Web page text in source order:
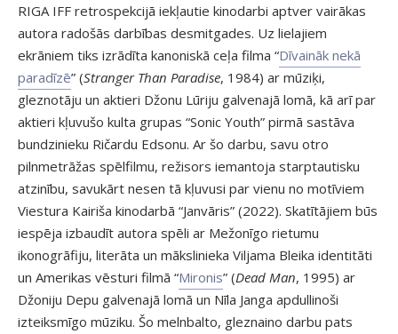
RIGA IFF retrospekcijā iekļautie kinodarbi aptver vairākas
autora radošās darbības desmitgades. Uz lielajiem
ekrāniem tiks izrādīta kanoniskā ceļa filma “Dīvaināk nekā
paradīzē” (Stranger Than Paradise, 1984) ar mūziķi,
gleznotāju un aktieri Džonu Lūriju galvenajā lomā, kā arī par
aktieri kļuvušo kulta grupas “Sonic Youth” pirmā sastāva
bundzinieku Ričardu Edsonu. Ar šo darbu, savu otro
pilnmetrāžas spēlfilmu, režisors iemantoja starptautisku
atzinību, savukārt nesen tā kļuvusi par vienu no motīviem
Viestura Kairiša kinodarbā “Janvāris” (2022). Skatītājiem būs
iespēja izbaudīt autora spēli ar Mežonīgo rietumu
ikonogrāfiju, literāta un mākslinieka Viljama Bleika identitāti
un Amerikas vēsturi filmā “Mironis” (Dead Man, 1995) ar
Džoniju Depu galvenajā lomā un Nīla Janga apdullinoši
izteiksmīgo mūziku. Šo melnbalto, gleznaino darbu pats